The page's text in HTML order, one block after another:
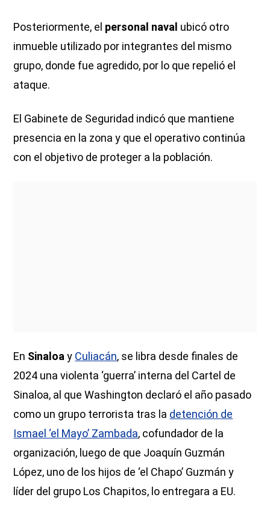
Posteriormente, el personal naval ubicó otro
inmueble utilizado por integrantes del mismo
grupo, donde fue agredido, por lo que repelió el
ataque.
El Gabinete de Seguridad indicó que mantiene
presencia en la zona y que el operativo continúa
con el objetivo de proteger a la población.
En Sinaloa y Culiacán, se libra desde finales de
2024 una violenta ‘guerra’ interna del Cartel de
Sinaloa, al que Washington declaró el año pasado
como un grupo terrorista tras la detención de
Ismael ‘el Mayo’ Zambada, cofundador de la
organización, luego de que Joaquín Guzmán
López, uno de los hijos de ‘el Chapo’ Guzmán y
líder del grupo Los Chapitos, lo entregara a EU.